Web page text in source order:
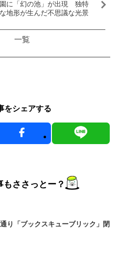
一覧
に「幻の池」が出現 独特
な地形が生んだ不思議な光景
をシェアする
もささっとー？
り「ブックスキューブリック」閉